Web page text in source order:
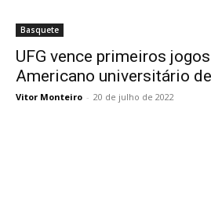
Basquete
UFG vence primeiros
Americano universitário
Vitor Monteiro - 20 de julho de 2022